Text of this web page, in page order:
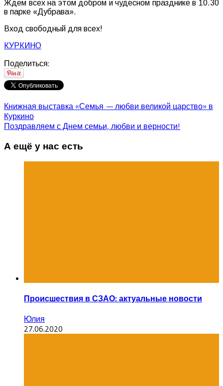
Ждем всех на этом добром и чудесном празднике в 10.30
в парке «Дубрава».
Вход свободный для всех!
КУРКИНО
Поделиться:
Книжная выставка «Семья — любви великой царство» в
Куркино
Поздравляем с Днем семьи, любви и верности!
А ещё у нас есть
Происшествия в СЗАО: актуальные новости
Юлия
27.06.2020